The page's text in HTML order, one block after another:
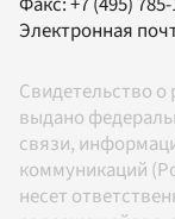
Электронная
Свидетельство
выдано
связи,
коммуникаций
несет